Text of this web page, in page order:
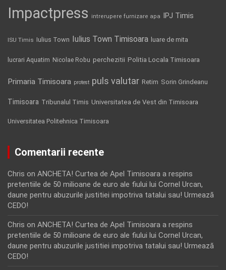
Impactpress intrerupere furnizare apa IPJ Timis
ISU Timis Iulius Town Iulius Town Timisoara luare de mita
lucrari Aquatim Nicolae Robu perchezitii Politia Locala Timisoara
Primaria Timisoara protest puls valutar Retim Sorin Grindeanu
Timisoara Tribunalul Timis Universitatea de Vest din Timisoara
Universitatea Politehnica Timisoara
Comentarii recente
Chris on ANCHETA! Curtea de Apel Timisoara a respins
pretentiile de 50 milioane de euro ale fiului lui Cornel Urcan,
daune pentru abuzurile justitiei impotriva tatalui sau! Urmează
CEDO!
Chris on ANCHETA! Curtea de Apel Timisoara a respins
pretentiile de 50 milioane de euro ale fiului lui Cornel Urcan,
daune pentru abuzurile justitiei impotriva tatalui sau! Urmează
CEDO!